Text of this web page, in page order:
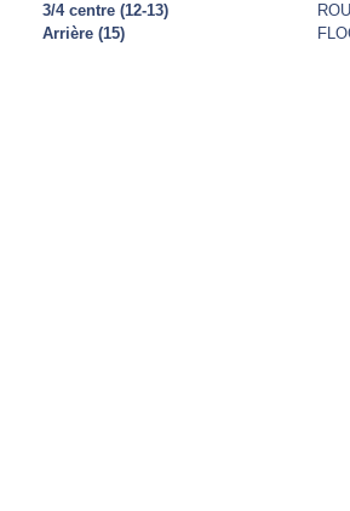
3/4 centre (12-13)
Arrière (15)